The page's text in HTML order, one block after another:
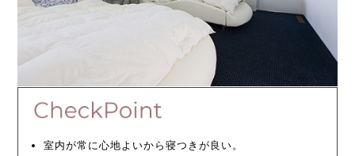
室内が常に心地よいから寝つきが良い。